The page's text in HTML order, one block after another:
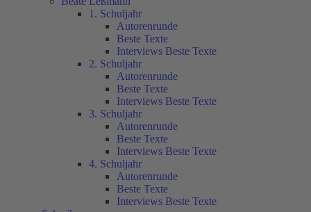
1. Schuljahr
Autorenrunde
Beste Texte
Interviews Beste Texte
2. Schuljahr
Autorenrunde
Beste Texte
Interviews Beste Texte
3. Schuljahr
Autorenrunde
Beste Texte
Interviews Beste Texte
4. Schuljahr
Autorenrunde
Beste Texte
Interviews Beste Texte